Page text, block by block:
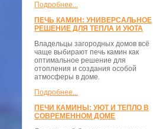
Подробнее...
ПЕЧЬ КАМИН: УНИВЕРСАЛЬНОЕ
РЕШЕНИЕ ДЛЯ ТЕПЛА И УЮТА
Владельцы загородных домов всё
чаще выбирают печь камин как
оптимальное решение для
отопления и создания особой
атмосферы в доме.
Подробнее...
ПЕЧИ КАМИНЫ: УЮТ И ТЕПЛО В
СОВРЕМЕННОМ ДОМЕ